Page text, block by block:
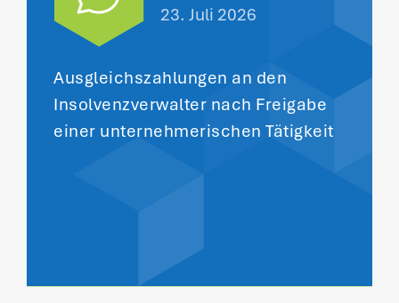
23. Juli 2026
Ausgleichszahlungen an den
Insolvenzverwalter nach Freigabe
einer unternehmerischen Tätigkeit